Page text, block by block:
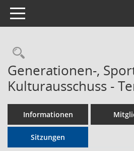
Toggle navigation
Rechercheauswahl
Generationen-,
Kulturausschuss -
Informationen
Sitzungen